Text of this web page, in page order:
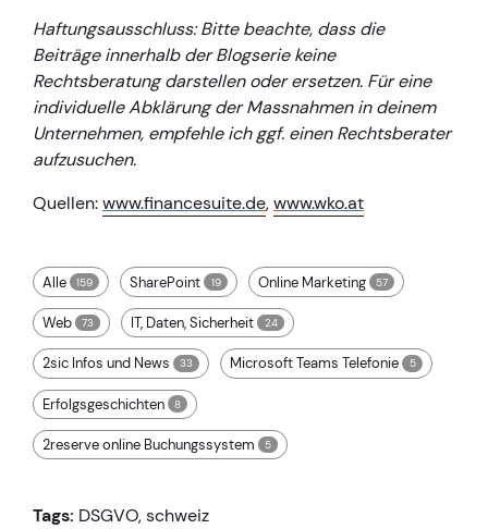
Haftungsausschluss: Bitte beachte, dass die
Beiträge innerhalb der Blogserie keine
Rechtsberatung darstellen oder ersetzen. Für eine
individuelle Abklärung der Massnahmen in deinem
Unternehmen, empfehle ich ggf. einen Rechtsberater
aufzusuchen.
Quellen:www.financesuite.de,www.wko.at
Alle 159 SharePoint 19 Online Marketing 57
Web 73 IT, Daten, Sicherheit 24
2sic Infos und News 33 Microsoft Teams Telefonie 5
Erfolgsgeschichten 8
2reserve online Buchungssystem 5
Tags: DSGVO,schweiz